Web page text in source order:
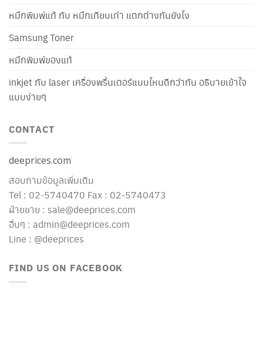
หมึกพิมพ์แท้ กับ หมึกเทียบเท่า แตกต่างกันยังไง
Samsung Toner
หมึกพิมพ์ของแท้
inkjet กับ laser เครื่องพริ้นเตอร์แบบไหนดีกว่ากัน อธิบายเข้าใจ
แบบง่ายๆ
CONTACT
deeprices.com
สอบถามข้อมูลเพิ่มเติม
Tel : 02-5740470 Fax : 02-5740473
ฝ่ายขาย : sale@deeprices.com
อื่นๆ : admin@deeprices.com
Line : @deeprices
FIND US ON FACEBOOK